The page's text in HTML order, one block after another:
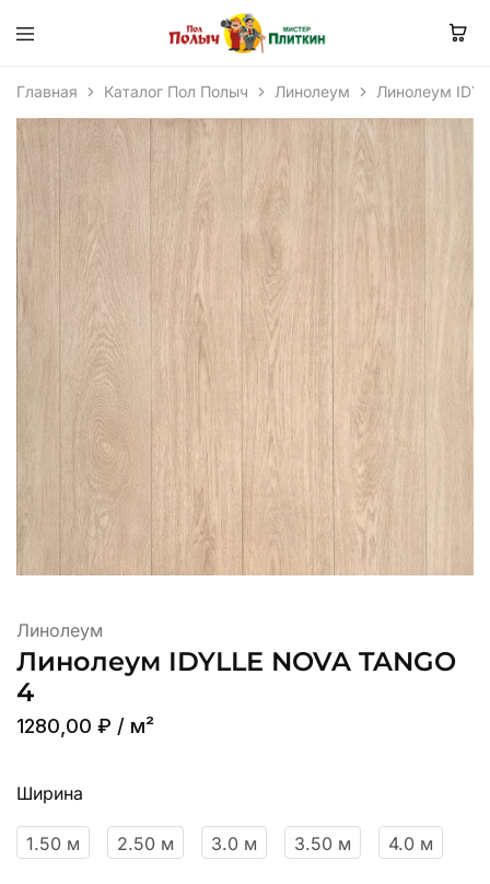
Главная Каталог Пол Полыч Линолеум Линолеум
Линолеум
Линолеум IDYLLE NOVA TANGO
4
1280,00 ₽ / м²
Ширина
1.50 м 2.50 м 3.0 м 3.50 м 4.0 м